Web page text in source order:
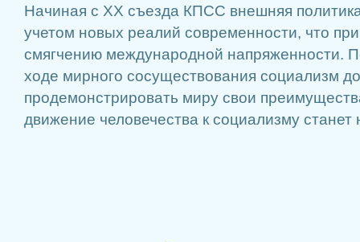
Начиная с XX съезда КПСС внешняя
учетом новых реалий современности, что
смягчению международной напряженности.
ходе мирного сосуществования социализм
продемонстрировать миру свои
движение человечества к социализму станет